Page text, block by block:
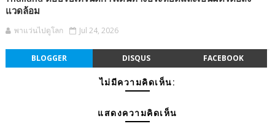
แวดล้อม
พาแว่นไปดูโลก Jul 24, 2026
BLOGGER DISQUS FACEBOOK
ไม่มีความคิดเห็น:
แสดงความคิดเห็น